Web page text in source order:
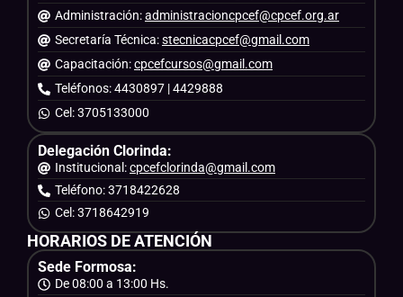
Administración:administracioncpcef@cpcef.org.ar
Secretaría Técnica:stecnicacpcef@gmail.com
Capacitación:cpcefcursos@gmail.com
Teléfonos: 4430897 | 4429888
Cel: 3705133000
Delegación Clorinda:
Institucional:cpcefclorinda@gmail.com
Teléfono: 3718422628
Cel: 3718642919
HORARIOS DE ATENCIÓN
Sede Formosa:
De 08:00 a 13:00 Hs.